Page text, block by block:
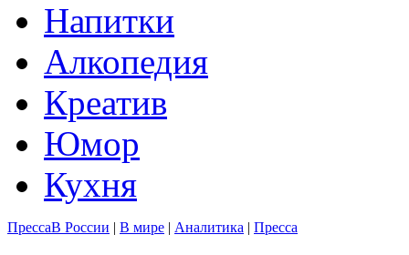
Напитки
Алкопедия
Креатив
Юмор
Кухня
ПрессаВ России | В мире | Аналитика | Пресса